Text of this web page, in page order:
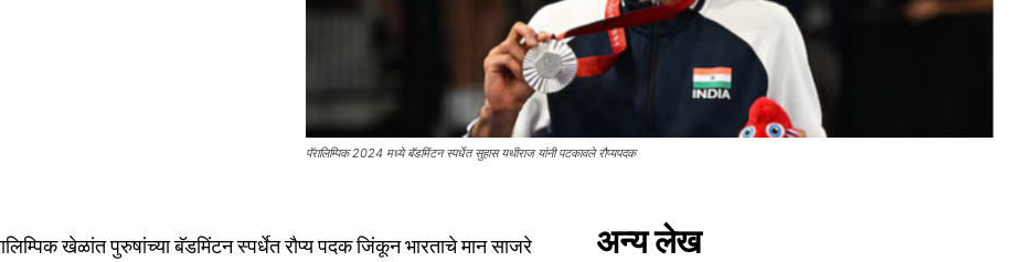
पॅरालिम्पिक 2024 मध्ये बॅडमिंटन स्पर्धेत सुहास यथीराज यांनी पटकावले रौप्यपदक
खेळांत पुरुषांच्या बॅडमिंटन स्पर्धेत रौप्य पदक जिंकून भारताचे मान साजरे
अन्य लेख